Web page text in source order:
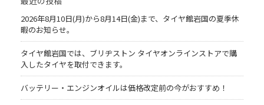
2026年8月10日(月)から8月14日(金)まで、タイヤ館岩国の夏季休
暇のお知らせ。
タイヤ館岩国では、ブリヂストン タイヤオンラインストアで購
入したタイヤを取付できます。
バッテリー・エンジンオイルは価格改定前の今がおすすめ！